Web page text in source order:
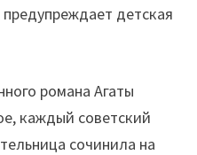
детская
романа Агаты
каждый советский
сочинила на